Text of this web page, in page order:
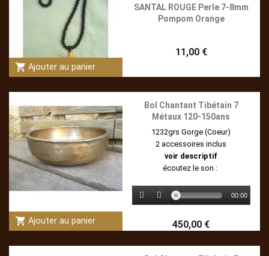
shopping_cart Ajouter au panier
SANTAL ROUGE Perle 7-8mm
Pompom Orange
11,00 €
shopping_cart Ajouter au panier
Bol Chantant Tibétain 7
Métaux 120-150ans
1232grs Gorge (Coeur)
2 accessoires inclus
voir descriptif
écoutez le son :
00:00
450,00 €